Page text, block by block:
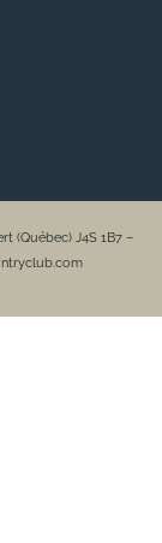
(Québec) J4S 1B7 –